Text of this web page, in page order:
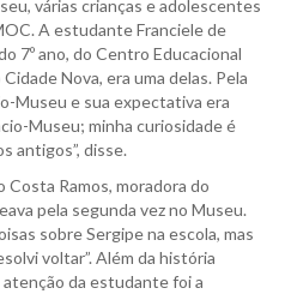
várias crianças e adolescentes
A estudante Franciele de
7º ano, do Centro Educacional
Nova, era uma delas. Pela
Museu e sua expectativa era
Museu; minha curiosidade é
antigos”, disse.
Costa Ramos, moradora do
pela segunda vez no Museu.
sobre Sergipe na escola, mas
voltar”. Além da história
atenção da estudante foi a